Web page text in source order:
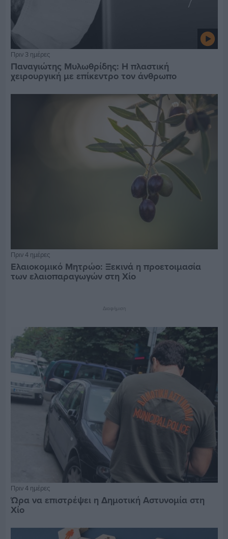
Πριν 3 ημέρες
Παναγιώτης Μυλωθρίδης: Η πλαστική
χειρουργική με επίκεντρο τον άνθρωπο
Πριν 4 ημέρες
Ελαιοκομικό Μητρώο: Ξεκινά η προετοιμασία
των ελαιοπαραγωγών στη Χίο
Διαφήμιση
Πριν 4 ημέρες
Ώρα να επιστρέψει η Δημοτική Αστυνομία στη
Χίο